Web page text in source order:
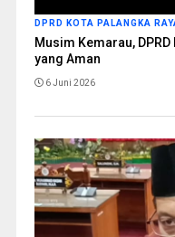
DPRD KOTA PALANGKA
Musim Kemarau,
yang Aman
6 Juni 2026